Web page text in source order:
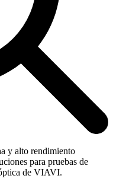
y alto rendimiento
para pruebas de
de VIAVI.